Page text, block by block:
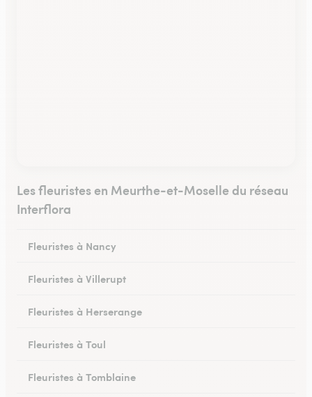
Les fleuristes en Meurthe-et-Moselle du réseau
Interflora
Fleuristes à Nancy
Fleuristes à Villerupt
Fleuristes à Herserange
Fleuristes à Toul
Fleuristes à Tomblaine